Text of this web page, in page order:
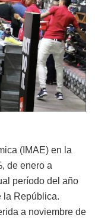
(IMAE) en la
de enero a
período del año
la República.
a noviembre de